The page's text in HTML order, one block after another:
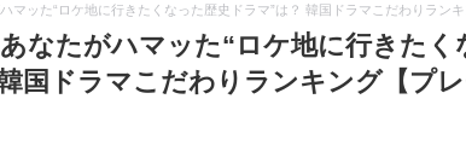
マッた“ロケ地に行きたくなった歴史ドラマ”は？ 韓国ドラマこだわりランキ
あなたがハマッた“ロケ地に行きた
国ドラマこだわりランキング【プレ